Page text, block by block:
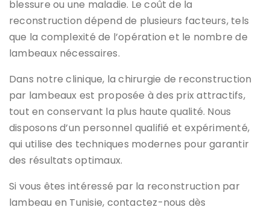
blessure ou une maladie. Le coût de la
reconstruction dépend de plusieurs facteurs, tels
que la complexité de l’opération et le nombre de
lambeaux nécessaires.
Dans notre clinique, la chirurgie de reconstruction
par lambeaux est proposée à des prix attractifs,
tout en conservant la plus haute qualité. Nous
disposons d’un personnel qualifié et expérimenté,
qui utilise des techniques modernes pour garantir
des résultats optimaux.
Si vous êtes intéressé par la reconstruction par
lambeau en Tunisie, contactez-nous dès